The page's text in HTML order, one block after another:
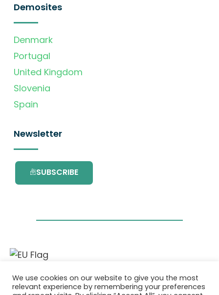
Demosites
Denmark
Portugal
United Kingdom
Slovenia
Spain
Newsletter
SUBSCRIBE
This project has received funding from the
European Union’s Horizon 2020 research and
We use cookies on our website to give you the most
relevant experience by remembering your preferences